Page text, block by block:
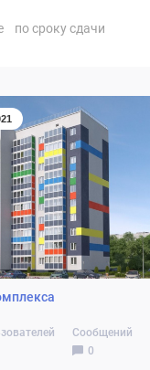
по сроку сдачи
Сообщений
0